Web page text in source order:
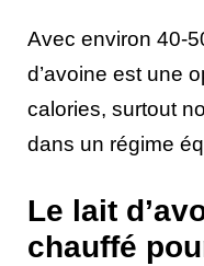
Avec environ 40-
d’avoine est une
calories, surtout
dans un régime
Le lait
chauffé